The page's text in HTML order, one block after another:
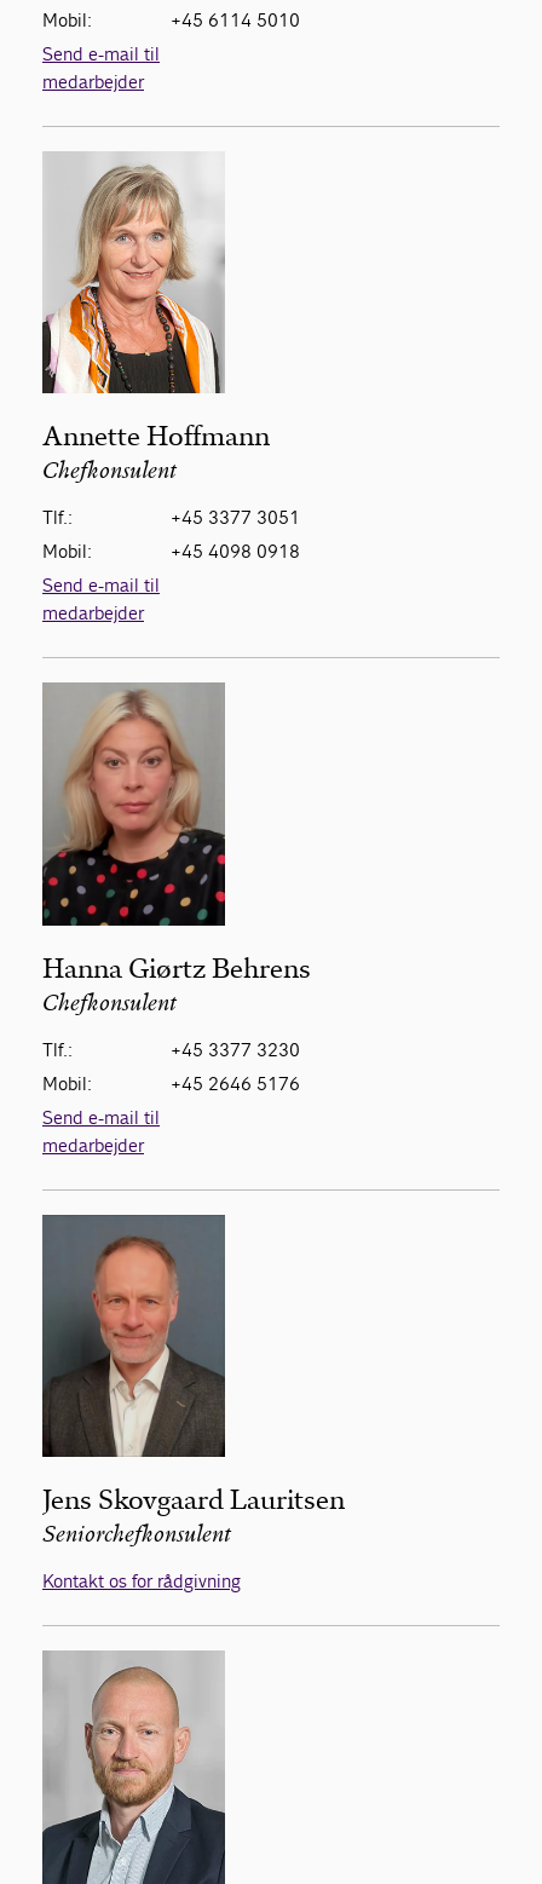
Mobil:
+45 6114 5010
Send e-mail til
medarbejder
Annette Hoffmann
Chefkonsulent
Tlf.:
+45 3377 3051
Mobil:
+45 4098 0918
Send e-mail til
medarbejder
Hanna Giørtz Behrens
Chefkonsulent
Tlf.:
+45 3377 3230
Mobil:
+45 2646 5176
Send e-mail til
medarbejder
Jens Skovgaard Lauritsen
Seniorchefkonsulent
Kontakt os for rådgivning